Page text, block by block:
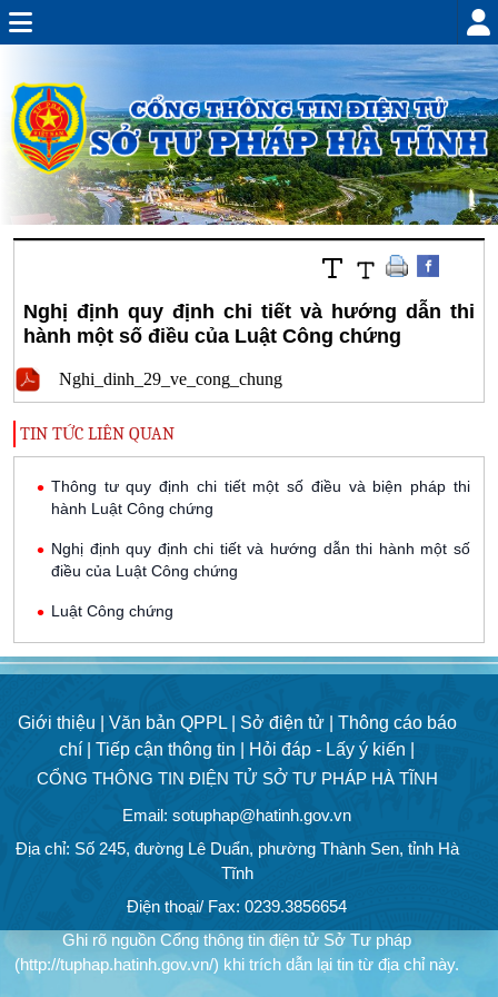
Nghị định quy định chi tiết và hướng dẫn thi
hành một số điều của Luật Công chứng
Nghi_dinh_29_ve_cong_chung
TIN TỨC LIÊN QUAN
Thông tư quy định chi tiết một số điều và biện pháp thi
hành Luật Công chứng
Nghị định quy định chi tiết và hướng dẫn thi hành một số
điều của Luật Công chứng
Luật Công chứng
Giới thiệu | Văn bản QPPL | Sở điện tử |
Thông cáo báo
chí |
Tiếp cận thông tin |
Hỏi đáp - Lấy ý kiến |
CỔNG THÔNG TIN ĐIỆN TỬ SỞ TƯ PHÁP HÀ TĨNH
Email: sotuphap@hatinh.gov.vn
Địa chỉ: Số 245, đường Lê Duẩn, phường Thành Sen, tỉnh Hà
Tĩnh
Điện thoại/ Fax: 0239.3856654
Ghi rõ nguồn Cổng thông tin điện tử Sở Tư pháp
(http://tuphap.hatinh.gov.vn/) khi trích dẫn lại tin từ địa chỉ này.